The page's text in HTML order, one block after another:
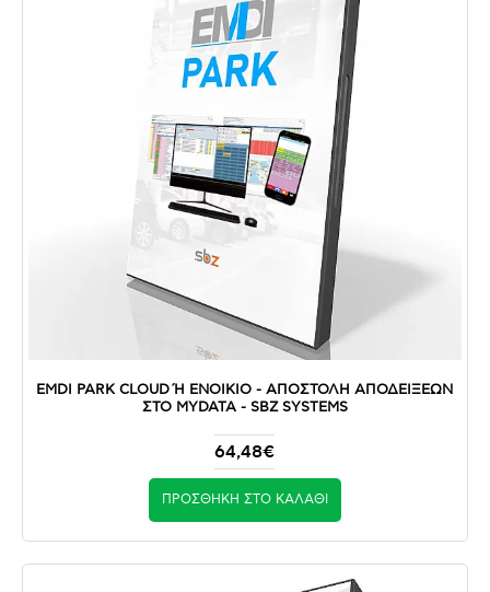
EMDI PARK CLOUD Ή ΕΝΟΙΚΙΟ - ΑΠΟΣΤΟΛΉ ΑΠΟΔΕΊΞΕΩΝ Σ
ΤΟ MYDATA - SBZ SYSTEMS
64,48€
ΠΡΟΣΘΉΚΗ ΣΤΟ ΚΑΛΆΘΙ